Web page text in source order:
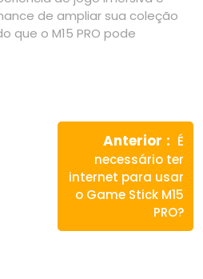
de ampliar sua coleção
que o M15 PRO pode
Anterior
Next
É
necessário ter
internet para usar
o Game Stick M15
PRO?